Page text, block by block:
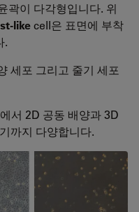
곽이 다각형입니다. 위
likecell은 표면에 부착
.
세포 그리고 줄기 세포
서 2D 공동 배양과 3D
까지 다양합니다.